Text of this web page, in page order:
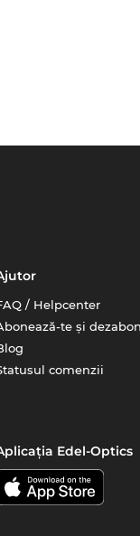
/ Helpcenter
te și
comenzii
Edel-Optics